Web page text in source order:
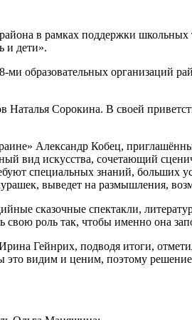
в рамках поддержки
и дети».
8-ми образовательных
Наталья Сорокина. В своей
Александр Кобец,
вид искусства, сочетающий
специальных знаний, больших
выведет на размышления,
сказочные спектакли,
роль так, чтобы именно она
Гейнрих, подводя итоги,
это видим и ценим, поэтому